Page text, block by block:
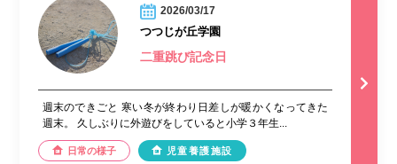
2026/03/17
つつじが丘学園
二重跳び記念日
週末のできごと 寒い冬が終わり日差しが暖かくなってきた
週末。 久しぶりに外遊びをしていると小学３年生...
日常の様子 児童養護施設